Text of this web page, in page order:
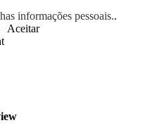
informações pessoais..
Aceitar